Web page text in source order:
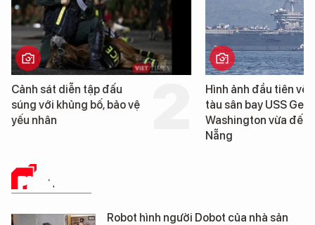
Hình ảnh đầu tiên về siêu
tàu sân bay USS George
Washington vừa đến Đà
Cận cảnh chiến
tống tàu sân
George
PHÂN TÍCH
Robot hình người Dobot của nhà sản